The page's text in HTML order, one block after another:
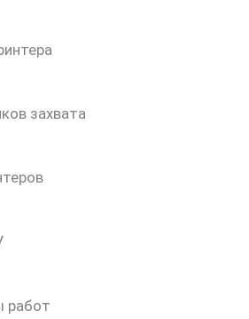
захвата
работ